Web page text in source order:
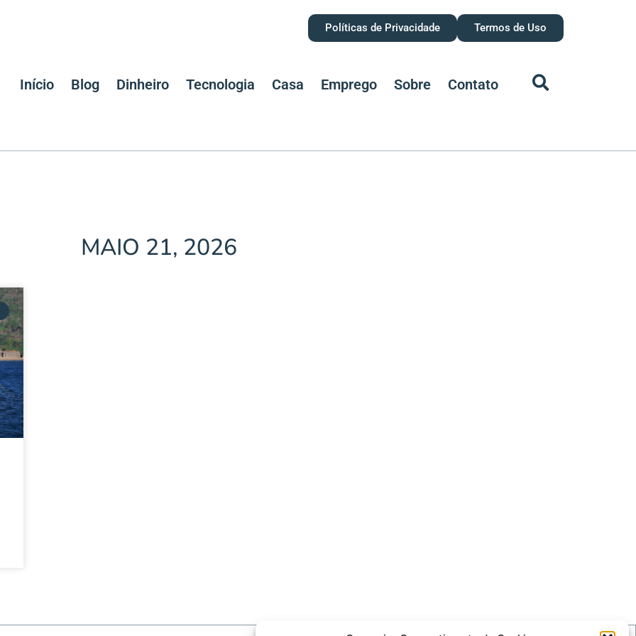
Políticas de Privacidade Termos de Uso
Início Blog Dinheiro Tecnologia Casa Emprego Sobre Contato
MAIO 21, 2026